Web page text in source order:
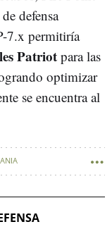
defensa
7.x permitiría
Patriotpara las
optimizar
se encuentra al